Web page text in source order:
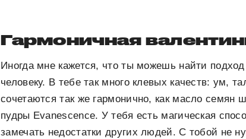
Гармоничная
Иногда мне кажется, что ты можешь найти
человеку. В тебе так много клевых качеств: ум,
сочетаются так же гармонично, как масло
пудры Evanescence. У тебя есть магическая
замечать недостатки других людей. С тобой не